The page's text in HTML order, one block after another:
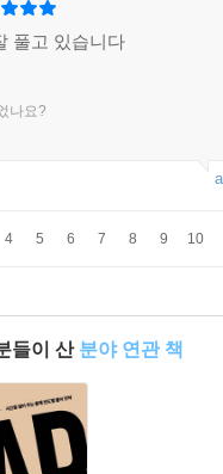
풀고 있습니다
나요?
4 5 6 7 8 9 10
들이 산 분야 연관 책